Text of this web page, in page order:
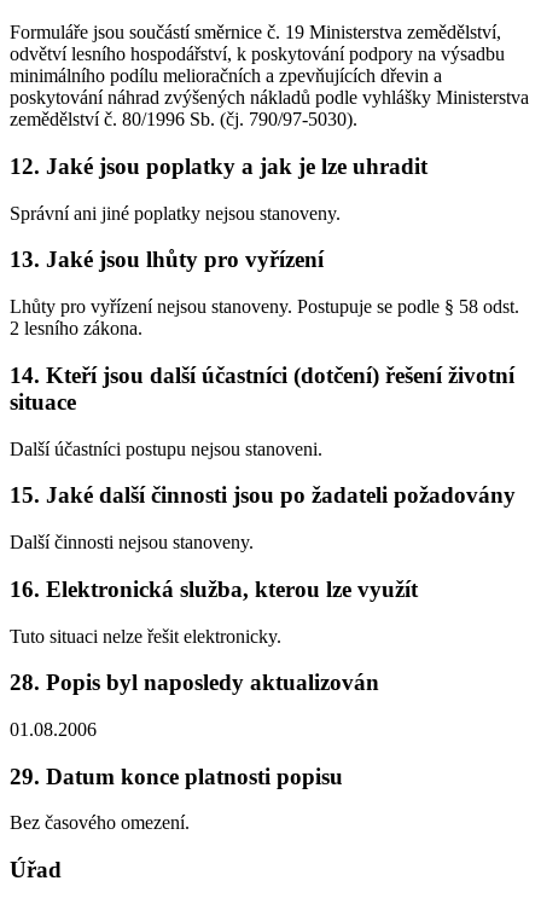
Formuláře jsou součástí směrnice č. 19 Ministerstva zemědělství,
odvětví lesního hospodářství, k poskytování podpory na výsadbu
minimálního podílu melioračních a zpevňujících dřevin a
poskytování náhrad zvýšených nákladů podle vyhlášky Ministerstva
zemědělství č. 80/1996 Sb. (čj. 790/97-5030).
12. Jaké jsou poplatky a jak je lze uhradit
Správní ani jiné poplatky nejsou stanoveny.
13. Jaké jsou lhůty pro vyřízení
Lhůty pro vyřízení nejsou stanoveny. Postupuje se podle § 58 odst.
2 lesního zákona.
14. Kteří jsou další účastníci (dotčení) řešení životní
situace
Další účastníci postupu nejsou stanoveni.
15. Jaké další činnosti jsou po žadateli požadovány
Další činnosti nejsou stanoveny.
16. Elektronická služba, kterou lze využít
Tuto situaci nelze řešit elektronicky.
28. Popis byl naposledy aktualizován
01.08.2006
29. Datum konce platnosti popisu
Bez časového omezení.
Úřad